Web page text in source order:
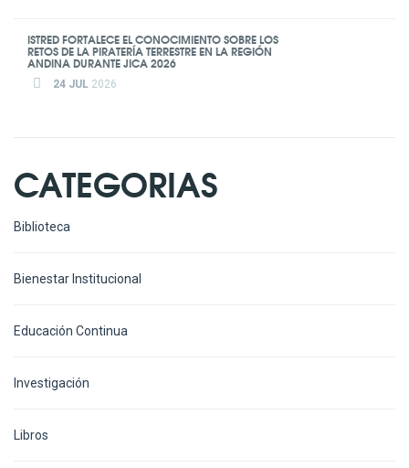
ISTRED FORTALECE EL CONOCIMIENTO SOBRE LOS
RETOS DE LA PIRATERÍA TERRESTRE EN LA REGIÓN
ANDINA DURANTE JICA 2026
24 JUL 2026
CATEGORIAS
Biblioteca
Bienestar Institucional
Educación Continua
Investigación
Libros